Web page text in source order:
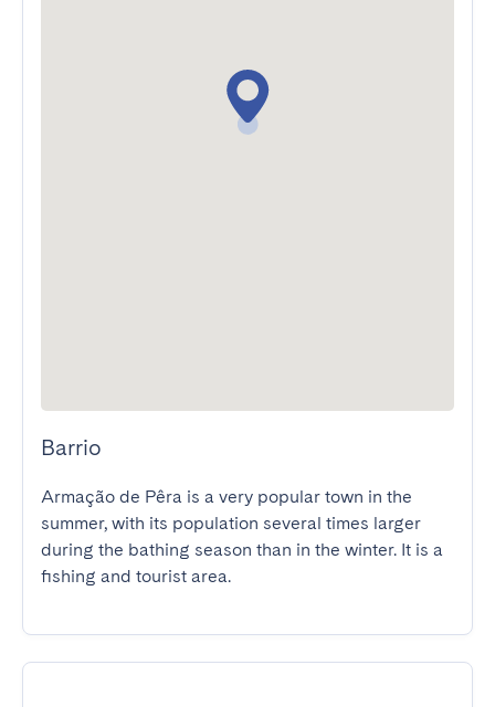
Barrio
Armação de Pêra is a very popular town in the
summer, with its population several times larger
during the bathing season than in the winter. It is a
fishing and tourist area.